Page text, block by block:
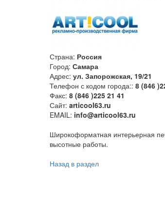
Страна: Россия
Город: Самара
Адрес: ул. Запорожская, 19/21
Телефон с кодом города:: 8 (846
Факс: 8 (846 )225 21 41
Сайт: articool63.ru
EMAIL: info@articool63.ru
Широкоформатная интерьерная
высотные работы.
Назад в раздел